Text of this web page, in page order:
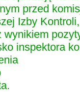
przed
Izby
wynikiem
inspektora